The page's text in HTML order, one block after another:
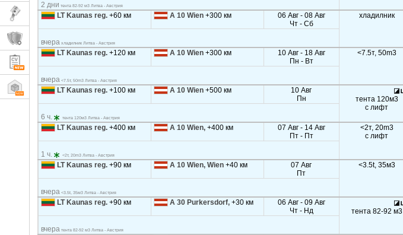
2 дни тента 82-92 м3 Литва - Австрия
LT Kaunas reg. +60 км A 10 Wien +300 км
06 Авг - 08 Авг
Чт - Сб
хладилник
вчера хладилник Литва - Австрия
LT Kaunas reg. +120 км A 10 Wien +300 км
10 Авг - 18 Авг
Пн - Вт
<7.5т, 50m3
вчера <7.5т, 50m3 Литва - Австрия
LT Kaunas reg. +100 км A 10 Wien +500 км
10 Авг
Пн
тента 120м3
с лифт
6 ч. тента 120м3 Литва - Австрия
LT Kaunas reg. +400 км A 10 Wien, +400 км
07 Авг - 14 Авг
Пт - Пт
<2т, 20m3
с лифт
1 ч. <2т, 20m3 Литва - Австрия
LT Kaunas reg. +90 км A 10 Wien, Wien +40 км
07 Авг
Пт
<3.5t, 35м3
вчера <3.5t, 35м3 Литва - Австрия
LT Kaunas reg. +90 км A 30 Purkersdorf, +30 км
06 Авг - 09 Авг
Чт - Нд
тента 82-92 м3
вчера тента 82-92 м3 Литва - Австрия